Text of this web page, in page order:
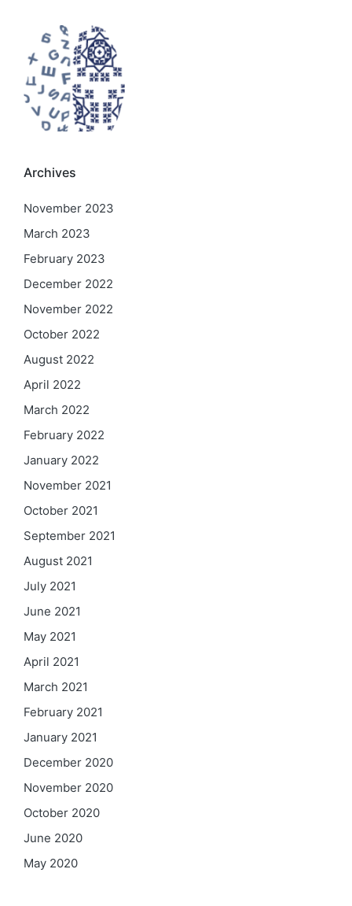
Archives
November 2023
March 2023
February 2023
December 2022
November 2022
October 2022
August 2022
April 2022
March 2022
February 2022
January 2022
November 2021
October 2021
September 2021
August 2021
July 2021
June 2021
May 2021
April 2021
March 2021
February 2021
January 2021
December 2020
November 2020
October 2020
June 2020
May 2020